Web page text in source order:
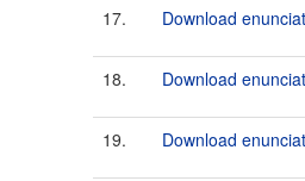
17. Download
18. Download
19. Download